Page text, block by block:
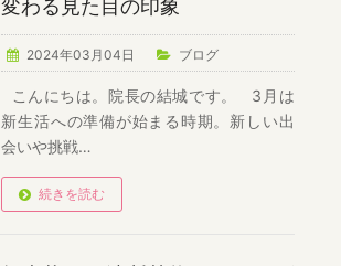
変わる見た目の印象
2024年03月04日 ブログ
こんにちは。院長の結城です。 3月は
新生活への準備が始まる時期。新しい出
会いや挑戦…
続きを読む